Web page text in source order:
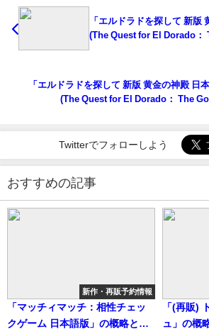
「エルドラドを探して 新版
(The Quest for El Dorado：
「エルドラドを探して 新版 黄金の神殿 日
(The Quest for El Dorado： The
Twitterでフォローしよう
おすすめの記事
新作・再販予約情報
「マッチィマッチ：相性チェッ
クゲーム 日本語版」の概略と予
「(再販)
ュ」の概